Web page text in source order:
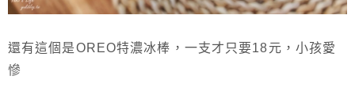
還有這個是OREO特濃冰棒，一支才只要18元，小孩愛
慘